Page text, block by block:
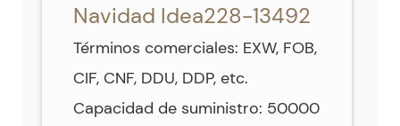
Navidad Idea228-13492
Términos comerciales: EXW, FOB,
CIF, CNF, DDU, DDP, etc.
Capacidad de suministro: 50000